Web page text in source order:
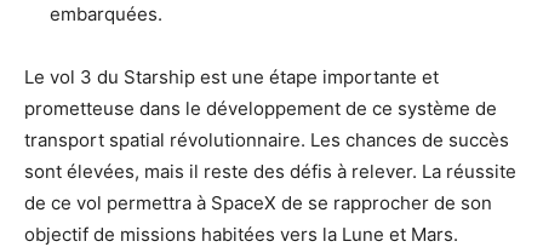
embarquées.
Le vol 3 du Starship est une étape importante et
prometteuse dans le développement de ce système de
transport spatial révolutionnaire. Les chances de succès
sont élevées, mais il reste des défis à relever. La réussite
de ce vol permettra à SpaceX de se rapprocher de son
objectif de missions habitées vers la Lune et Mars.